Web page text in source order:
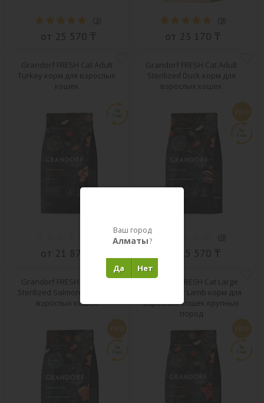
( 3)
от 25 570 ₸
(9)
от 23 170 ₸
Grandorf FRESH Cat Adult
Turkey корм для взрослых
кошек
от 21 870 ₸
Grandorf FRESH Cat Adult
Sterilized Duck корм для
взрослых кошек
(0)
от 25 570 ₸
Grandorf FRESH Cat Adult
Sterilized Salmon корм для
взрослых кошек
Grandorf FRESH Cat Large
Adult Indoor Lamb корм для
взрослых кошек крупных
пород
Ваш город
Алматы?
Нет
Да